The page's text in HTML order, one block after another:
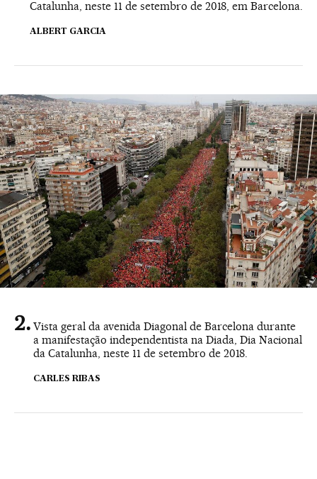
Catalunha, neste 11 de setembro de 2018, em Barcelona.
ALBERT GARCIA
Vista geral da avenida Diagonal de Barcelona durante
a manifestação independentista na Diada, Dia Nacional
da Catalunha, neste 11 de setembro de 2018.
CARLES RIBAS